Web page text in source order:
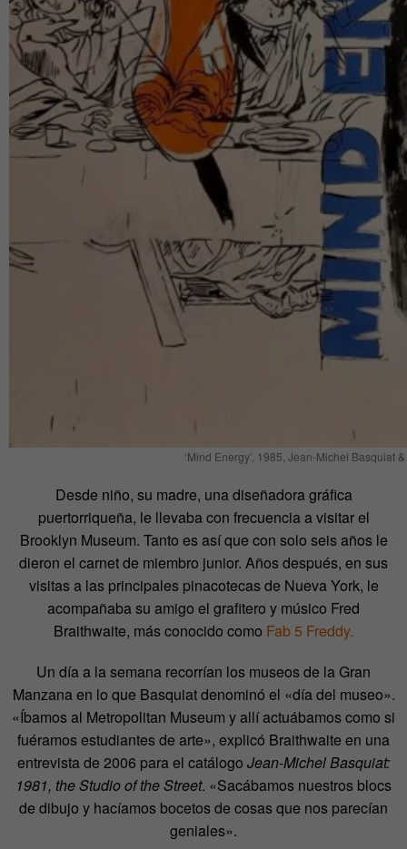
‘Mind Energy’, 1985, Jean-Michel
Desde niño, su madre, una diseñadora gráfica
puertorriqueña, le llevaba con frecuencia a visitar el
Brooklyn Museum. Tanto es así que con solo seis años le
dieron el carnet de miembro junior. Años después, en sus
visitas a las principales pinacotecas de Nueva York, le
acompañaba su amigo el grafitero y músico Fred
Braithwaite, más conocido como Fab 5 Freddy.
Un día a la semana recorrían los museos de la Gran
Manzana en lo que Basquiat denominó el «día del museo».
«Íbamos al Metropolitan Museum y allí actuábamos como si
fuéramos estudiantes de arte», explicó Braithwaite en una
entrevista de 2006 para el catálogo Jean-Michel Basquiat:
1981, the Studio of the Street. «Sacábamos nuestros blocs
de dibujo y hacíamos bocetos de cosas que nos parecían
geniales».